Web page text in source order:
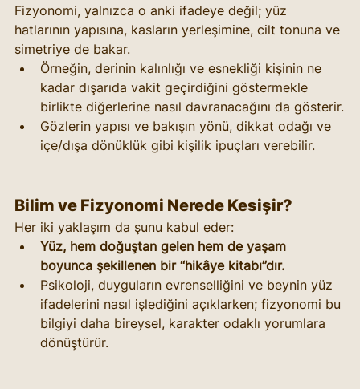
Fizyonomi, yalnızca o anki ifadeye değil; yüz
hatlarının yapısına, kasların yerleşimine, cilt tonuna ve
simetriye de bakar.
Örneğin, derinin kalınlığı ve esnekliği kişinin ne
kadar dışarıda vakit geçirdiğini göstermekle
birlikte diğerlerine nasıl davranacağını da gösterir.
Gözlerin yapısı ve bakışın yönü, dikkat odağı ve
içe/dışa dönüklük gibi kişilik ipuçları verebilir.
Bilim ve Fizyonomi Nerede Kesişir?
Her iki yaklaşım da şunu kabul eder:
Yüz, hem doğuştan gelen hem de yaşam
boyunca şekillenen bir “hikâye kitabı”dır.
Psikoloji, duyguların evrenselliğini ve beynin yüz
ifadelerini nasıl işlediğini açıklarken; fizyonomi bu
bilgiyi daha bireysel, karakter odaklı yorumlara
dönüştürür.